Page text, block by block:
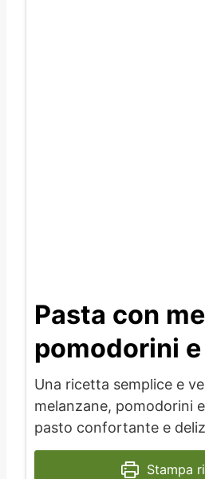
Pasta con
pomodorini
Una ricetta semplice e
melanzane, pomodorini
pasto confortante e
Stampa